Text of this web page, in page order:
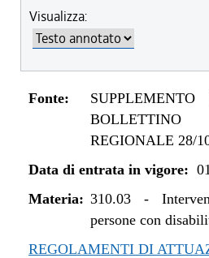
Visualizza:
Fonte:
SUPPLEMENTO
REGIONALE 28/
Data di entrata in vigore:
Materia: 310.03-
persone con
REGOLAMENTI DI